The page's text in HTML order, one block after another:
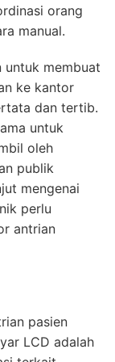
orang
manual.
untuk membuat
ke kantor
dan tertib.
untuk
oleh
publik
mengenai
perlu
antrian
pasien
LCD adalah